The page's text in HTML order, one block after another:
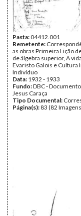
Pasta:04412.001
Remetente:
as obras Primeira Lição
de álgebra superior, A
Evaristo Galois e Cultura
Indivíduo
Data: 1932 - 1933
Fundo:DBC -
Jesus Caraça
Tipo Documental:
Página(s): 83 (82